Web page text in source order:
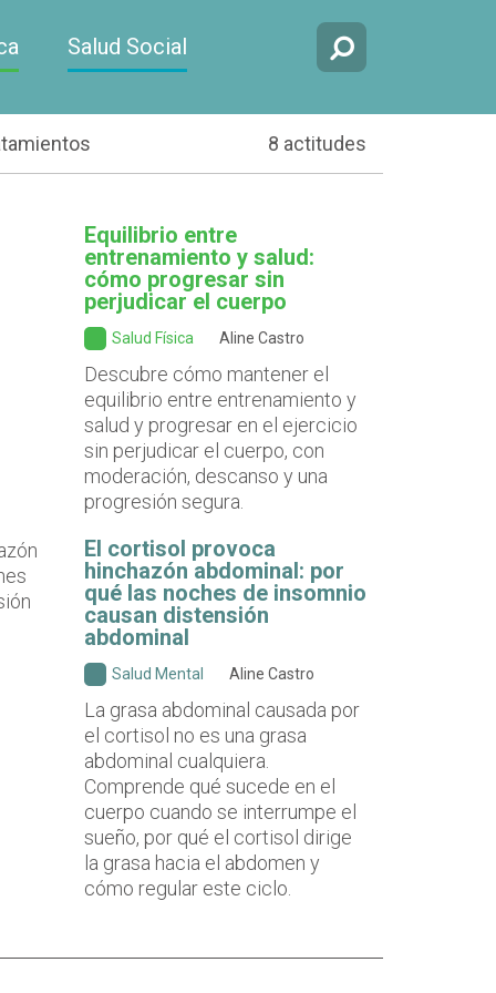
Salud Social
8 actitudes
Equilibrio entre
entrenamiento y salud:
cómo progresar sin
perjudicar el cuerpo
Salud Física Aline Castro
Descubre cómo mantener el
equilibrio entre entrenamiento y
salud y progresar en el ejercicio
sin perjudicar el cuerpo, con
moderación, descanso y una
progresión segura.
El cortisol provoca
hinchazón abdominal: por
qué las noches de insomnio
causan distensión
abdominal
Salud Mental Aline Castro
La grasa abdominal causada por
el cortisol no es una grasa
abdominal cualquiera.
Comprende qué sucede en el
cuerpo cuando se interrumpe el
sueño, por qué el cortisol dirige
la grasa hacia el abdomen y
cómo regular este ciclo.